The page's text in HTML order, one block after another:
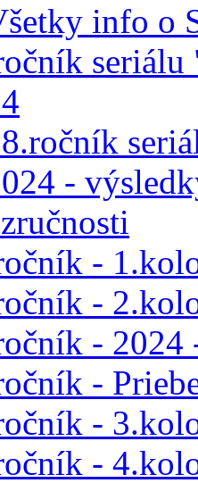
info o
-
-
-
- 2024
-
-
-